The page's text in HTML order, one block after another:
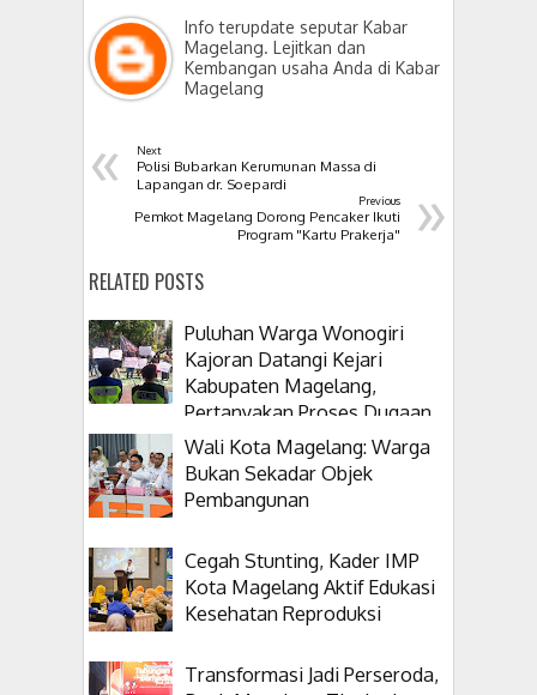
Info terupdate seputar Kabar
Magelang. Lejitkan dan
Kembangan usaha Anda di Kabar
Magelang
« Next
Polisi Bubarkan Kerumunan Massa di
Lapangan dr. Soepardi
»
Previous
Pemkot Magelang Dorong Pencaker Ikuti
Program "Kartu Prakerja"
RELATED POSTS
Puluhan Warga Wonogiri
Kajoran Datangi Kejari
Kabupaten Magelang,
Pertanyakan Proses Dugaan
Korupsi Kepala Desanya
Wali Kota Magelang: Warga
Bukan Sekadar Objek
Pembangunan
Cegah Stunting, Kader IMP
Kota Magelang Aktif Edukasi
Kesehatan Reproduksi
Transformasi Jadi Perseroda,